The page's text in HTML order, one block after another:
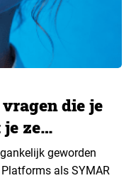
die je
ze
geworden
als SYMAR